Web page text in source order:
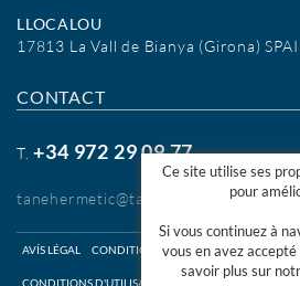
LLOCALOU
17813 La Vall de Bianya (Girona)
CONTACT
T.+34 972 29 09 77
tanehermetic@tanehermetic.com
AVÍS LÉGAL CONDITIONS D'UTILISATION WEB
CONDITIONS D'UTILISATION SHOP ONLINE
Ce site utilise ses
pour
Si vous continuez à
vous en avez
savoir plus sur